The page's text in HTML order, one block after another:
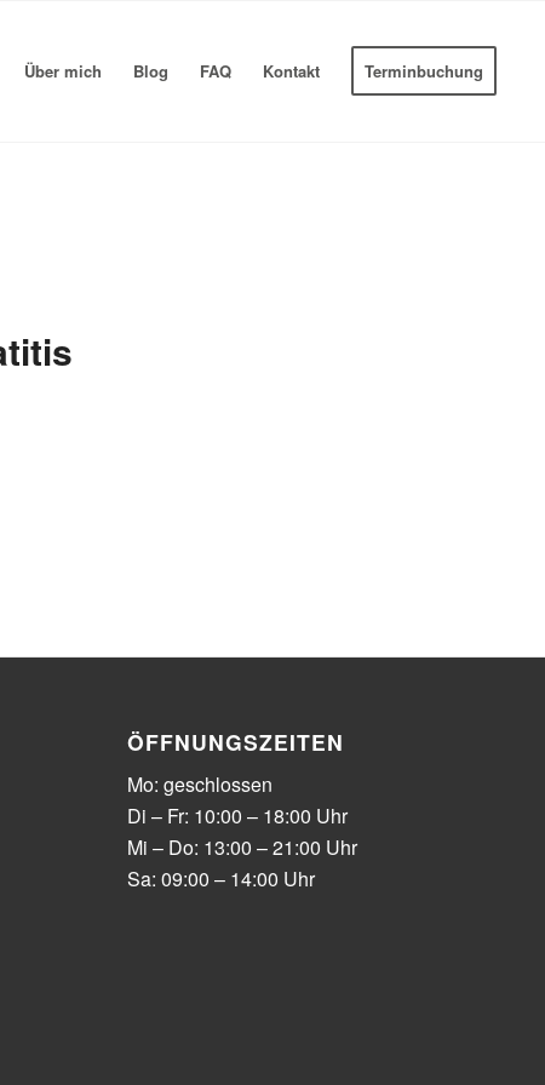
Über mich Blog FAQ Kontakt Terminbuchung
ÖFFNUNGSZEITEN
Mo: geschlossen
Di – Fr: 10:00 – 18:00 Uhr
Mi – Do: 13:00 – 21:00 Uhr
Sa: 09:00 – 14:00 Uhr